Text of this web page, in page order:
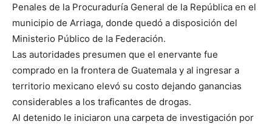
Penales de la Procuraduría General de la República en el
municipio de Arriaga, donde quedó a disposición del
Ministerio Público de la Federación.
Las autoridades presumen que el enervante fue
comprado en la frontera de Guatemala y al ingresar a
territorio mexicano elevó su costo dejando ganancias
considerables a los traficantes de drogas.
Al detenido le iniciaron una carpeta de investigación por